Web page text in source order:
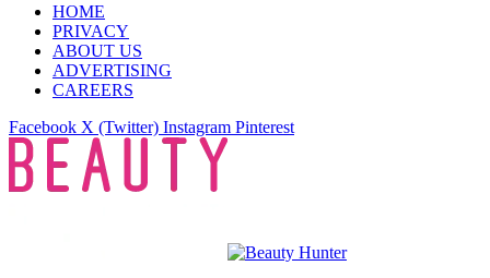
HOME
PRIVACY
ABOUT US
ADVERTISING
CAREERS
Facebook X (Twitter) Instagram Pinterest